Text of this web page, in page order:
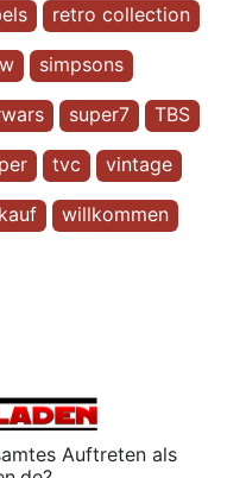
retro collection
simpsons
super7 TBS
tvc vintage
willkommen
Auftreten als